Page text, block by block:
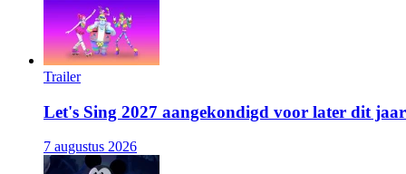
Trailer
Let's Sing 2027 aangekondigd voor later dit jaar
7 augustus 2026